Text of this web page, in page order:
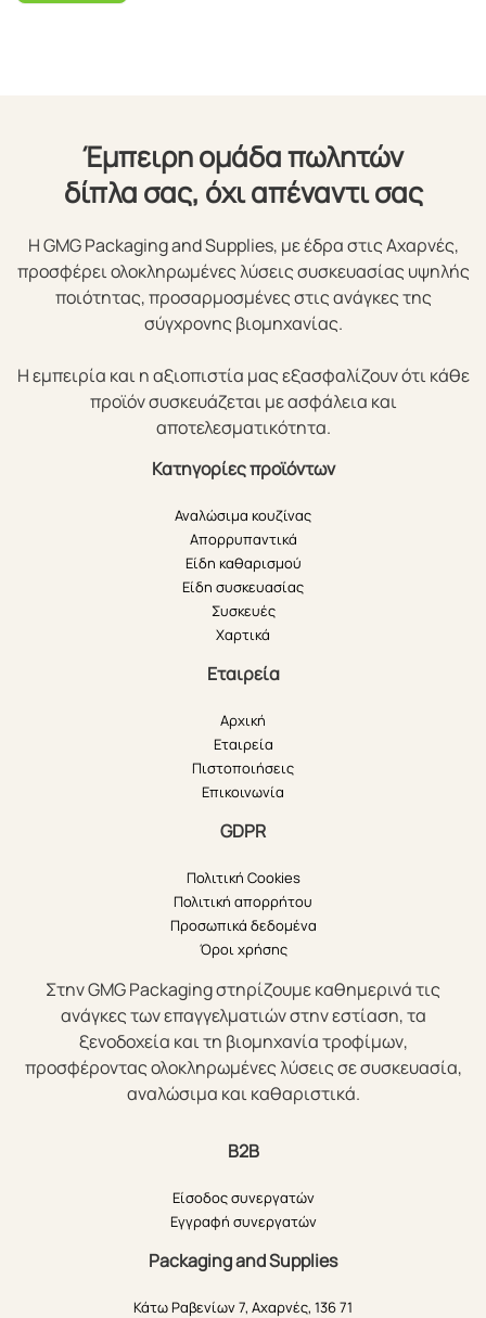
Έμπειρη ομάδα πωλητών
δίπλα σας, όχι απέναντι σας
Η GMG Packaging and Supplies, με έδρα στις Αχαρνές,
προσφέρει ολοκληρωμένες λύσεις συσκευασίας υψηλής
ποιότητας, προσαρμοσμένες στις ανάγκες της
σύγχρονης βιομηχανίας.
Η εμπειρία και η αξιοπιστία μας εξασφαλίζουν ότι κάθε
προϊόν συσκευάζεται με ασφάλεια και
αποτελεσματικότητα.
Κατηγορίες προϊόντων
Αναλώσιμα κουζίνας
Απορρυπαντικά
Είδη καθαρισμού
Είδη συσκευασίας
Συσκευές
Χαρτικά
Εταιρεία
Αρχική
Εταιρεία
Πιστοποιήσεις
Επικοινωνία
GDPR
Πολιτική Cookies
Πολιτική απορρήτου
Προσωπικά δεδομένα
Όροι χρήσης
Στην GMG Packaging στηρίζουμε καθημερινά τις
ανάγκες των επαγγελματιών στην εστίαση, τα
ξενοδοχεία και τη βιομηχανία τροφίμων,
προσφέροντας ολοκληρωμένες λύσεις σε συσκευασία,
αναλώσιμα και καθαριστικά.
B2B
Είσοδος συνεργατών
Εγγραφή συνεργατών
Packaging and Supplies
Κάτω Ραβενίων 7, Αχαρνές, 136 71